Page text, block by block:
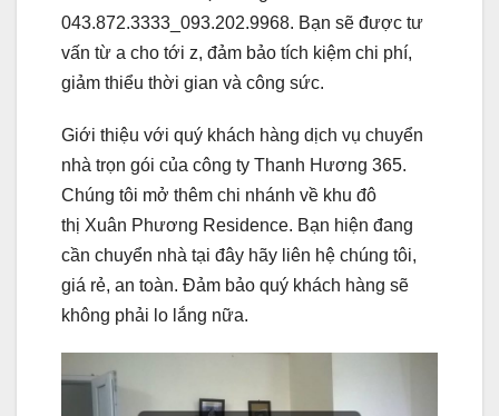
043.872.3333_093.202.9968. Bạn sẽ được tư
vấn từ a cho tới z, đảm bảo tích kiệm chi phí,
giảm thiểu thời gian và công sức.
Giới thiệu với quý khách hàng dịch vụ chuyển
nhà trọn gói của công ty Thanh Hương 365.
Chúng tôi mở thêm chi nhánh về khu đô
thị Xuân Phương Residence. Bạn hiện đang
cần chuyển nhà tại đây hãy liên hệ chúng tôi,
giá rẻ, an toàn. Đảm bảo quý khách hàng sẽ
không phải lo lắng nữa.